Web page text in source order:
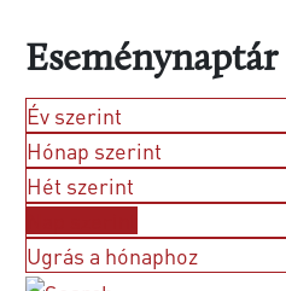
Eseménynaptár
Év szerint
Hónap szerint
Hét szerint
Ugrás a hónaphoz